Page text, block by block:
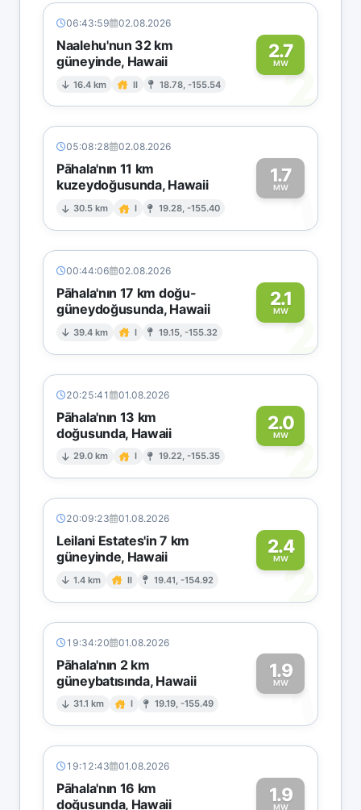
06:43:59 02.08.2026
Naalehu'nun 32 km
güneyinde, Hawaii
16.4 km II 18.78, -155.54
2.7
MW2
05:08:28 02.08.2026
Pāhala'nın 11 km
kuzeydoğusunda, Hawaii
30.5 km I 19.28, -155.40
1.7
MW1
00:44:06 02.08.2026
Pāhala'nın 17 km doğu-
güneydoğusunda, Hawaii
39.4 km I 19.15, -155.32
2.1
MW2
20:25:41 01.08.2026
Pāhala'nın 13 km
doğusunda, Hawaii
29.0 km I 19.22, -155.35
2.0
MW2
20:09:23 01.08.2026
Leilani Estates'in 7 km
güneyinde, Hawaii
1.4 km II 19.41, -154.92
2.4
MW
2
19:34:20 01.08.2026
Pāhala'nın 2 km
güneybatısında, Hawaii
31.1 km I 19.19, -155.49
1.9
MW1
19:12:43 01.08.2026
Pāhala'nın 16 km
doğusunda, Hawaii
1.9
MW